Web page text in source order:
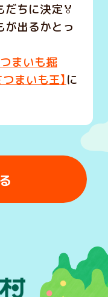
だちに決定🏅
出るかとっ
つまいも掘
まいも王】 に